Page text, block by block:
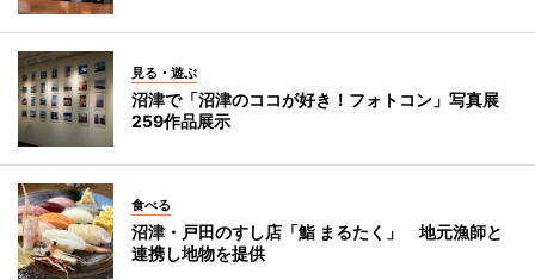
見る・遊ぶ
沼津で「沼津のココが好き！フォトコン」写真展
259作品展示
食べる
沼津・戸田のすし店「鮨 まるたく」 地元漁師と
連携し地物を提供